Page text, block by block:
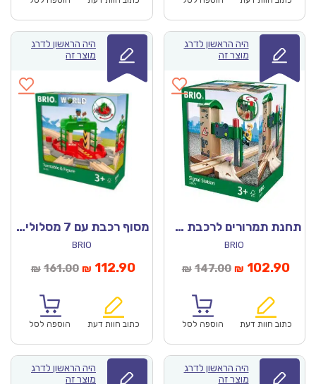
היה הראשון לדרג
מוצר זה
תחנת תמרורים לרכבת 33674 – בריו
BRIO
₪ 147.00המחיר
₪147.00.
₪ 102.90
כתוב חוות דעת הוספה לסל
היה הראשון לדרג
מוצר זה
מסוף רכבת עם 7 מסלולים שונים ודמות 33476 – בריו
BRIO
₪ 161.00המחיר
₪161.00.
₪ 112.90המחיר
₪112.90.
כתוב חוות דעת הוספה לסל
היה הראשון לדרג
מוצר זה
היה הראשון לדרג
מוצר זה